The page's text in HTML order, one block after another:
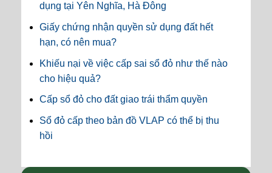
dụng tại Yên Nghĩa, Hà Đông
Giấy chứng nhận quyền sử dụng đất hết
hạn, có nên mua?
Khiếu nại về việc cấp sai sổ đỏ như thế nào
cho hiệu quả?
Cấp sổ đỏ cho đất giao trái thẩm quyền
Sổ đỏ cấp theo bản đồ VLAP có thể bị thu
hồi